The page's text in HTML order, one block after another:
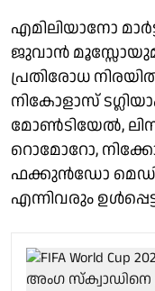
എമിലിയാനോ
ജുവാന്‍
പ്രതിരോധ
നികോളാസ്
മോണ്‍ടിയേല്‍,
റൊമോറോ,
ഫക്കുന്‍ഡോ
എന്നിവരും